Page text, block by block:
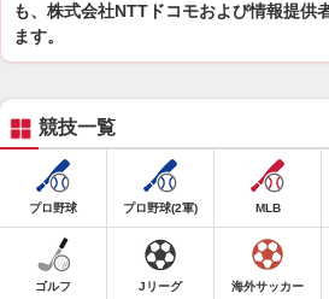
も、株式会社NTTドコモおよび情報提供
ます。
競技一覧
プロ野球 プロ野球(2軍) MLB
ゴルフ Jリーグ 海外サッカー